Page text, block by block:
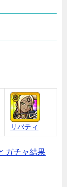
リバティ
ガチャ結果